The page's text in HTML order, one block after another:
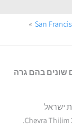
שונים בהם גרה